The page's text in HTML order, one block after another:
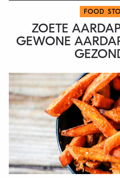
FOOD
ZOETE
GEWONE